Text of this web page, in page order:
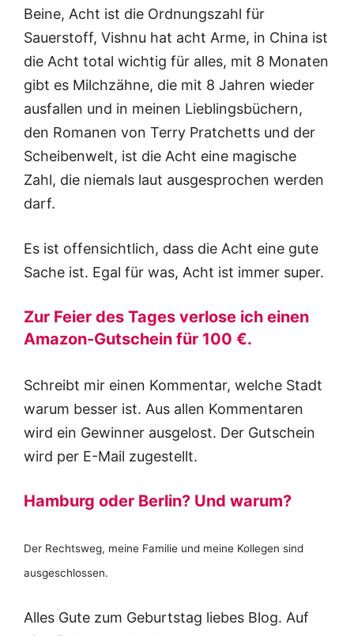
Beine, Acht ist die Ordnungszahl für
Sauerstoff, Vishnu hat acht Arme, in China ist
die Acht total wichtig für alles, mit 8 Monaten
gibt es Milchzähne, die mit 8 Jahren wieder
ausfallen und in meinen Lieblingsbüchern,
den Romanen von Terry Pratchetts und der
Scheibenwelt, ist die Acht eine magische
Zahl, die niemals laut ausgesprochen werden
darf.
Es ist offensichtlich, dass die Acht eine gute
Sache ist. Egal für was, Acht ist immer super.
Zur Feier des Tages verlose ich einen
Amazon-Gutschein für 100 €.
Schreibt mir einen Kommentar, welche Stadt
warum besser ist. Aus allen Kommentaren
wird ein Gewinner ausgelost. Der Gutschein
wird per E-Mail zugestellt.
Hamburg oder Berlin? Und warum?
Der Rechtsweg, meine Familie und meine Kollegen sind
ausgeschlossen.
Alles Gute zum Geburtstag liebes Blog. Auf